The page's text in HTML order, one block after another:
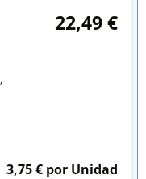
22,49 €
,
3,75 € por Unidad